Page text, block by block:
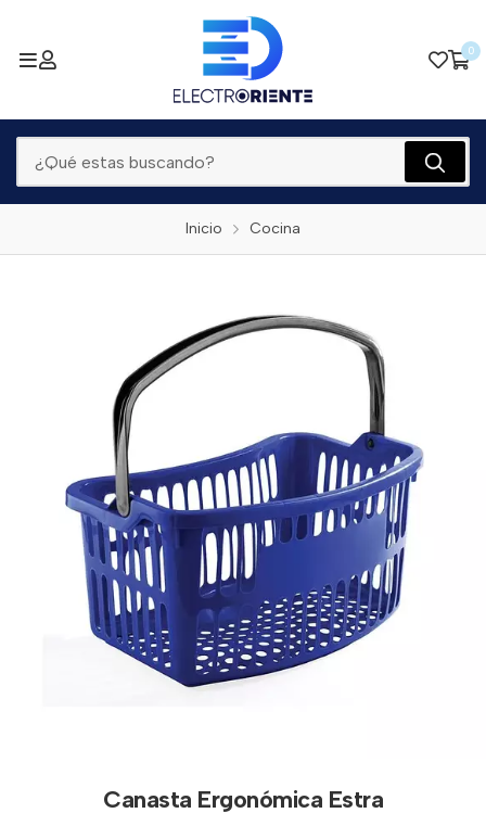
0
Inicio Cocina
Canasta Ergonómica Estra